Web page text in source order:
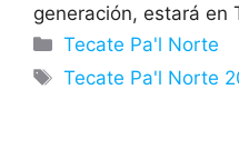
generación, estará en
Categorías
Tecate Pa'l Norte
Etiquetas
Tecate Pa'l Norte